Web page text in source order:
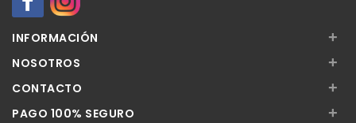
INFORMACIÓN +
NOSOTROS +
CONTACTO +
PAGO 100% SEGURO +